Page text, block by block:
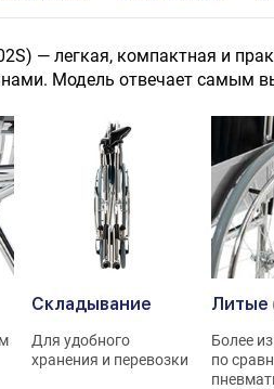
— легкая, компактная и
Модель отвечает самым
Складывание
Для удобного
хранения и перевозки
Литые
Более
по